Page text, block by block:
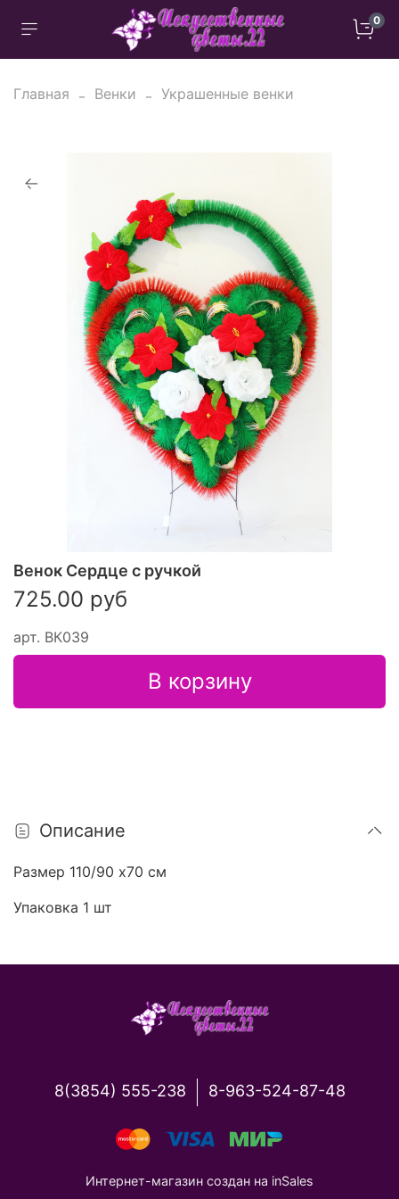
0
Главная Венки Украшенные венки
арт. ВК039
Венок Сердце с ручкой
725.00 руб
В корзину
Описание
Размер 110/90 х70 см
Упаковка 1 шт
8(3854) 555-238 8-963-524-87-48
Интернет-магазин создан на inSales